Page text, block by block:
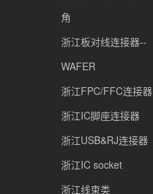
角
浙江板对线连接器--
WAFER
浙江FPC/FFC连接器
浙江IC脚座连接器
浙江USB&RJ连接器
浙江IC socket
浙江线束类